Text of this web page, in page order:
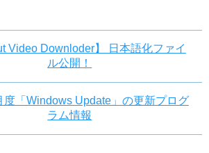
Video Downloder】 日本語化ファイ
ル公開！
度「Windows Update」の更新プログ
ラム情報